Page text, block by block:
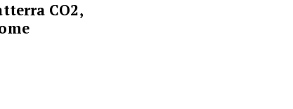
CO2,